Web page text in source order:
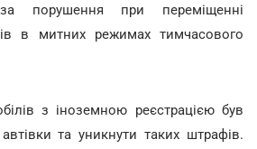
порушення при переміщенні
в митних режимах тимчасового
з іноземною реєстрацією був
та уникнути таких штрафів.